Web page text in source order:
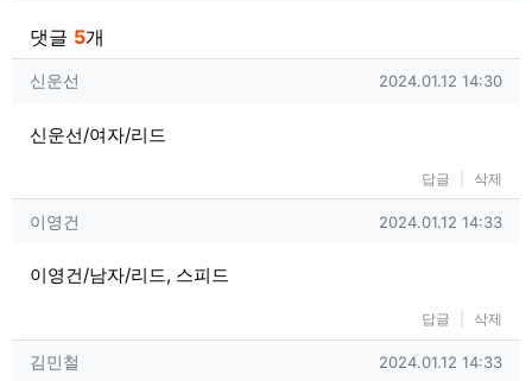
댓글 5개
신운선님의 댓글
신운선 작성일
2024.01.12 14:30
신운선/여자/리드
답글 삭제
이영건님의 댓글
이영건 작성일
2024.01.12 14:33
이영건/남자/리드, 스피드
답글 삭제
김민철님의 댓글
김민철 작성일
2024.01.12 14:33